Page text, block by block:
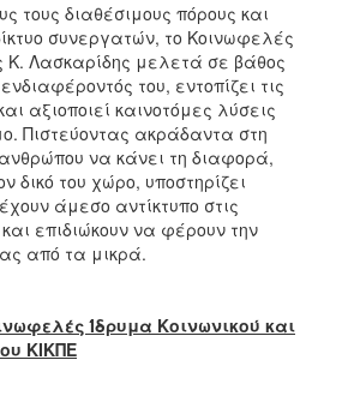
τους διαθέσιμους πόρους και
συνεργατών, το Κοινωφελές
Κ. Λασκαρίδης μελετά σε βάθος
του, εντοπίζει τις
αξιοποιεί καινοτόμες λύσεις
Πιστεύοντας ακράδαντα στη
να κάνει τη διαφορά,
δικό του χώρο, υποστηρίζει
άμεσο αντίκτυπο στις
και επιδιώκουν να φέρουν την
από τα μικρά.
Ίδρυμα Κοινωνικού και
ΚΙΚΠΕ